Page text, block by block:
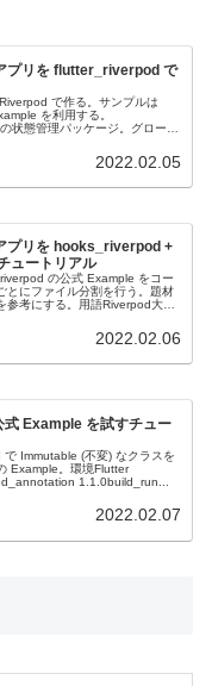
プリを flutter_riverpod で
で作る。サンプルは
を利用する。
状態管理パッケージ。グローバ
2022.02.05
プリを hooks_riverpod +
ュートリアル
の公式 Example をコー
とにファイル分割を行う。題材
参考にする。用語Riverpod大し
2022.02.06
Example を試すチュー
Immutable (不変) なクラスを
Example。環境Flutter
1.1.0build_run...
2022.02.07